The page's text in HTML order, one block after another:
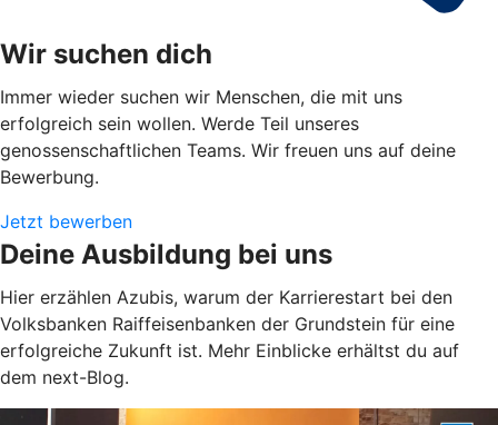
Wir suchen dich
Immer wieder suchen wir Menschen, die mit uns
erfolgreich sein wollen. Werde Teil unseres
genossenschaftlichen Teams. Wir freuen uns auf deine
Bewerbung.
Jetzt bewerben
Deine Ausbildung bei uns
Hier erzählen Azubis, warum der Karrierestart bei den
Volksbanken Raiffeisenbanken der Grundstein für eine
erfolgreiche Zukunft ist. Mehr Einblicke erhältst du auf
dem next-Blog.